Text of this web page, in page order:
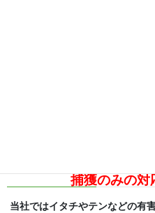
捕獲のみの対
当社ではイタチやテンなどの有